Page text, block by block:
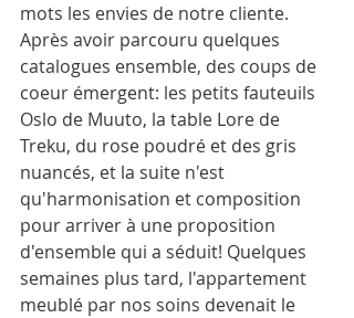
mots les envies de notre cliente.
Après avoir parcouru quelques
catalogues ensemble, des coups de
coeur émergent: les petits fauteuils
Oslo de Muuto, la table Lore de
Treku, du rose poudré et des gris
nuancés, et la suite n'est
qu'harmonisation et composition
pour arriver à une proposition
d'ensemble qui a séduit! Quelques
semaines plus tard, l'appartement
meublé par nos soins devenait le